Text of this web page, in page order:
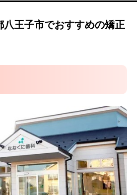
ック 八王子
八王子市でおすすめの矯正